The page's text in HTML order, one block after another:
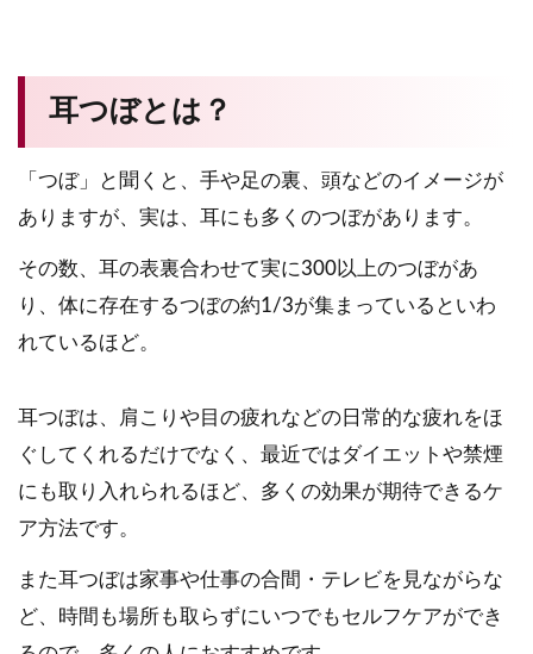
耳つぼとは？
「つぼ」と聞くと、手や足の裏、頭などのイメージが
ありますが、実は、耳にも多くのつぼがあります。
その数、耳の表裏合わせて実に300以上のつぼがあ
り、体に存在するつぼの約1/3が集まっているといわ
れているほど。
耳つぼは、肩こりや目の疲れなどの日常的な疲れをほ
ぐしてくれるだけでなく、最近ではダイエットや禁煙
にも取り入れられるほど、多くの効果が期待できるケ
ア方法です。
また耳つぼは家事や仕事の合間・テレビを見ながらな
ど、時間も場所も取らずにいつでもセルフケアができ